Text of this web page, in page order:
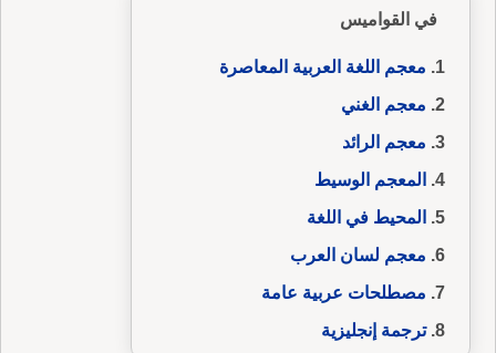
في القواميس
معجم اللغة العربية المعاصرة
معجم الغني
معجم الرائد
المعجم الوسيط
المحيط في اللغة
معجم لسان العرب
مصطلحات عربية عامة
ترجمة إنجليزية